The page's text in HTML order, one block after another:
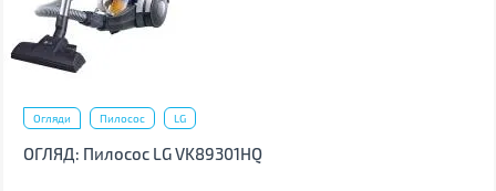
Огляди Пилосос LG
ОГЛЯД: Пилосос LG VK89301HQ